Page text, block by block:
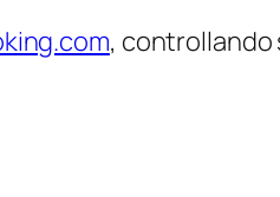
, controllando